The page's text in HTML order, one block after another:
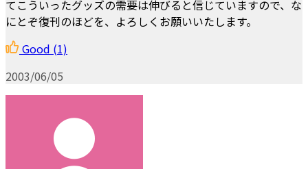
てこういったグッズの需要は伸びると信じていますので、な
にとぞ復刊のほどを、よろしくお願いいたします。
Good (1)
2003/06/05